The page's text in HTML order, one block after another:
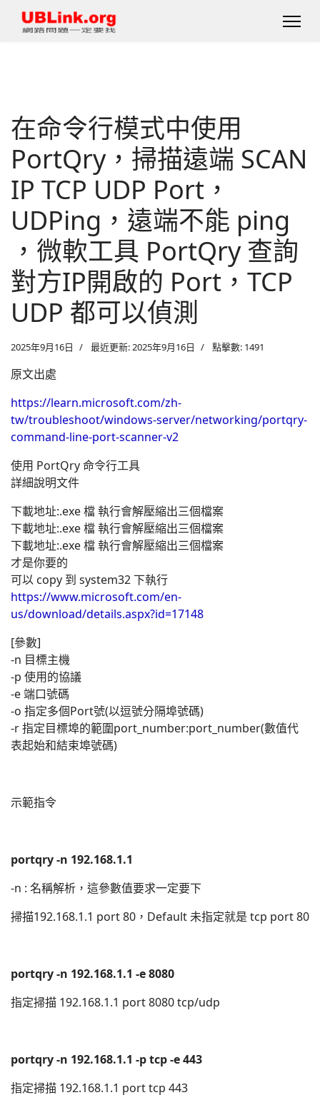
在命令行模式中使用
PortQry，掃描遠端 SCAN
IP TCP UDP Port，
UDPing，遠端不能 ping
，微軟工具 PortQry 查詢
對方IP開啟的 Port，TCP
UDP 都可以偵測
2025年9月16日 最近更新: 2025年9月16日 點擊數: 1491
原文出處
https://learn.microsoft.com/zh-
tw/troubleshoot/windows-server/networking/portqry-
command-line-port-scanner-v2
使用 PortQry 命令行工具
詳細說明文件
下載地址:.exe 檔 執行會解壓縮出三個檔案
下載地址:.exe 檔 執行會解壓縮出三個檔案
下載地址:.exe 檔 執行會解壓縮出三個檔案
才是你要的
可以 copy 到 system32 下執行
https://www.microsoft.com/en-
us/download/details.aspx?id=17148
[參數]
-n 目標主機
-p 使用的協議
-e 端口號碼
-o 指定多個Port號(以逗號分隔埠號碼)
-r 指定目標埠的範圍port_number:port_number(數值代
表起始和結束埠號碼)
示範指令
portqry -n 192.168.1.1
-n : 名稱解析，這參數值要求一定要下
掃描192.168.1.1 port 80，Default 未指定就是 tcp port 80
portqry -n 192.168.1.1 -e 8080
指定掃描 192.168.1.1 port 8080 tcp/udp
portqry -n 192.168.1.1 -p tcp -e 443
指定掃描 192.168.1.1 port tcp 443